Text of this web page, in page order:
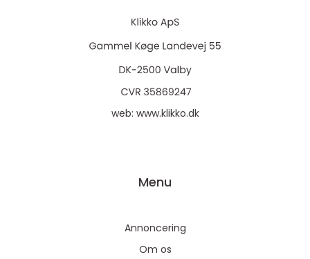
web: www.klikko.dk
Menu
Annoncering
Om os